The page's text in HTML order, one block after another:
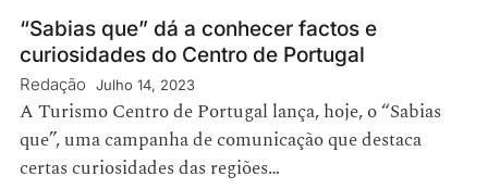
“Sabias que” dá a conhecer factos e
curiosidades do Centro de Portugal
Redação Julho 14, 2023
A Turismo Centro de Portugal lança, hoje, o “Sabias
que”, uma campanha de comunicação que destaca
certas curiosidades das regiões…